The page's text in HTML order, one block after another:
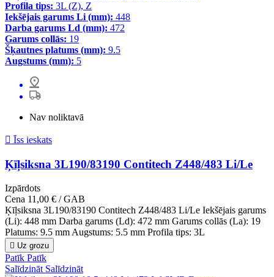
Profila tips: 3L (Z), Z
Iekšējais garums Li (mm): 448
Darba garums Ld (mm): 472
Garums collās: 19
Šķautnes platums (mm): 9.5
Augstums (mm): 5
Nav noliktavā
 Īss ieskats
Ķīļsiksna 3L190/83190 Contitech Z448/483 Li/Le
Izpārdots
Cena 11,00 € / GAB
Ķīļsiksna 3L190/83190 Contitech Z448/483 Li/Le Iekšējais garums
(Li): 448 mm Darba garums (Ld): 472 mm Garums collās (La): 19
Platums: 9.5 mm Augstums: 5.5 mm Profila tips: 3L
 Uz grozu
Patīk Patīk
Salīdzināt Salīdzināt